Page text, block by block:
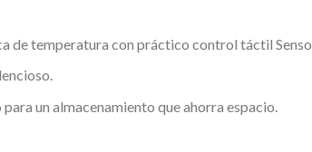
de temperatura con práctico control táctil
un almacenamiento que ahorra espacio.